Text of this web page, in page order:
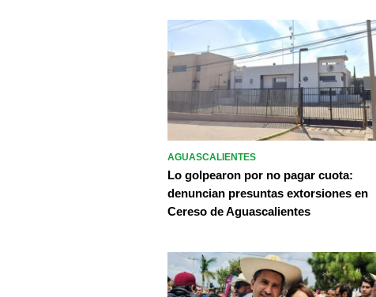
AGUASCALIENTES
Lo golpearon por no pagar cuota:
denuncian presuntas extorsiones en
Cereso de Aguascalientes